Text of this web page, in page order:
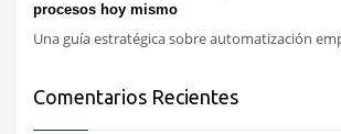
procesos hoy mismo
Una guía estratégica sobre automatización
Comentarios Recientes